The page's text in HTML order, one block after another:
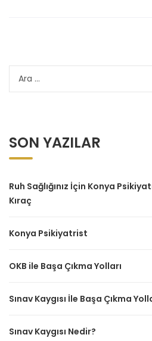
SON YAZILAR
Ruh Sağlığınız İçin Konya
Kıraç
Konya Psikiyatrist
OKB ile Başa Çıkma Yolları
Sınav Kaygısı İle Başa Çıkma
Sınav Kaygısı Nedir?